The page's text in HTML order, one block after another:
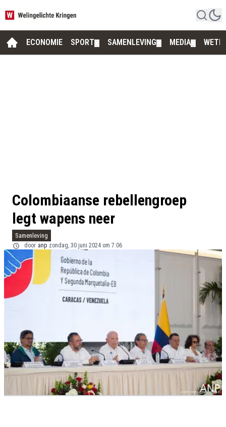
ECONOMIE SPORT SAMENLEVING MEDIA
Colombiaanse rebellengroep
legt wapens neer
Samenleving
door anp zondag, 30 juni 2024 om 7:06